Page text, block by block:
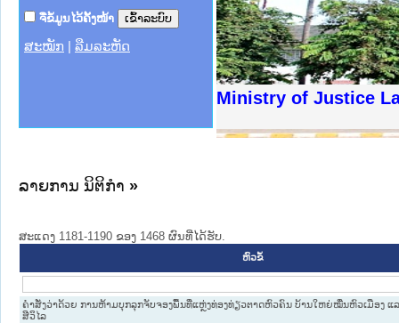
ຈື່ຂໍ້ມູນໄວ້ຄັ້ງໜ້າ
ສະໝັກ ລືມລະຫັດ
Ministry of Justice
າຊົນ ພາກເໜືອ
ການ
ກາງ
ໃຕ້
ຕຳຫຼວດປະຊາຊົນ
ສັນຕິບານປະຊາຊົນ
ກເໜືອ
າຊົນ ພາກກາງ
ລາຍການ ນິຕິກໍາ »
ສະແດງ 1181-1190 ຂອງ 1468 ຜົນທີ່ໄດ້ຮັບ.
ຫົວຂໍ້
ຄຳສັ່ງວ່າດ້ວຍ ການຫ້າມບຸກລຸກຈັບຈອງພື້ນທີ່ແຫຼ່ງທ່ອງທ່ຽວຕາດຫົວຄົນ ບ້ານໃຫຍ່ໝື່ນຫົວເມືອງ ແ
ສີວິໄລ